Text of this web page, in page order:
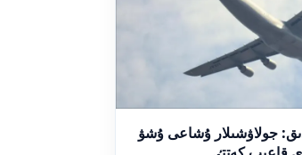
جولاۋشىلار ۇشاعى ۇشۋ